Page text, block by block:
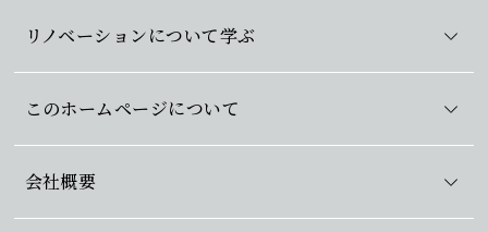
リノベーションについて学ぶ
このホームページについて
会社概要